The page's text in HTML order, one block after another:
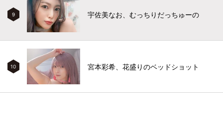
9 宇佐美なお、むっちりだっちゅーの
10 宮本彩希、花盛りのベッドショット